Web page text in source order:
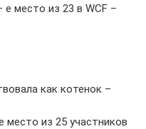
место из 23 в WCF –
как котенок –
из 25 участников